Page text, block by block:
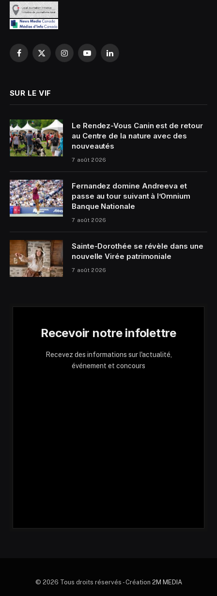
Facebook
X
InstagramYouTubeLinkedIn
SUR LE VIF
Le Rendez-Vous Canin est de retour
au Centre de la nature avec des
nouveautés
7 août 2026
Fernandez domine Andreeva et
passe au tour suivant à l’Omnium
Banque Nationale
7 août 2026
Sainte-Dorothée se révèle dans une
nouvelle Virée patrimoniale
7 août 2026
Recevoir notre infolettre
Recevez des informations sur l'actualité,
événement et concours
© 2026 Tous droits réservés - Création 2M MEDIA